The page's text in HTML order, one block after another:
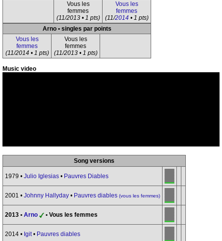
Vous les
femmes
(11/2013 • 1 pts)
Vous les
femmes
(11/2014• 1 pts)
Arno • singles par points
Vous les
femmes
(11/2014 • 1 pts)
Vous les
femmes
(11/2013 • 1 pts)
Music video
Song versions
1979 • Julio Iglesias • Pauvres Diables
2001 • Johnny Hallyday • Pauvres diables (vous les femmes)
2013 • Arno • Vous les femmes
2014 • Igit• Pauvres diables